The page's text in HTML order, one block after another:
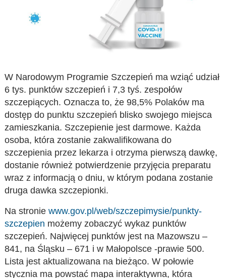
W Narodowym Programie Szczepień ma wziąć udział
6 tys. punktów szczepień i 7,3 tyś. zespołów
szczepiących. Oznacza to, że 98,5% Polaków ma
dostęp do punktu szczepień blisko swojego miejsca
zamieszkania. Szczepienie jest darmowe. Każda
osoba, która zostanie zakwalifikowana do
szczepienia przez lekarza i otrzyma pierwszą dawkę,
dostanie również potwierdzenie przyjęcia preparatu
wraz z informacją o dniu, w którym podana zostanie
druga dawka szczepionki.
Na stroniewww.gov.pl/web/szczepimysie/punkty-
szczepien możemy zobaczyć wykaz punktów
szczepień. Najwięcej punktów jest na Mazowszu –
841, na Śląsku – 671 i w Małopolsce -prawie 500.
Lista jest aktualizowana na bieżąco. W połowie
stycznia ma powstać mapa interaktywna, która